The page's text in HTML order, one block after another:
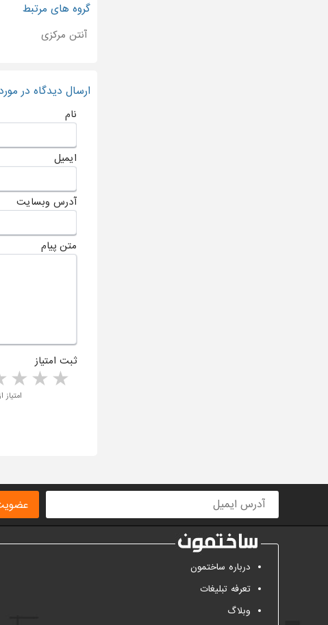
گروه های مرتبط
آنتن مرکزی
ارسال دیدگاه در
نام
ایمیل
آدرس وبسایت
متن پیام
ثبت امتیاز
2 stars 1 star امتیاز از ۰ رای
درباره ساختمون
تعرفه تبلیغات
وبلاگ